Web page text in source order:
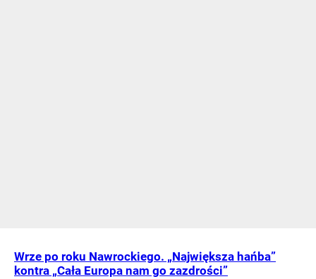
Wrze po roku Nawrockiego. „Największa hańba”
kontra „Cała Europa nam go zazdrości”